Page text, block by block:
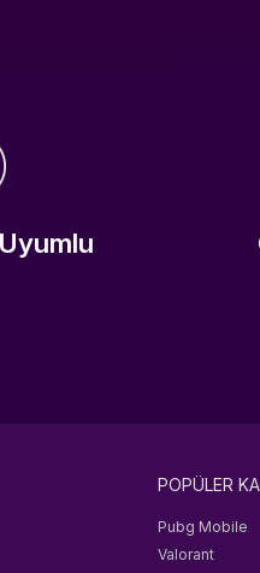
POPÜLER
Pubg Mobile
Valorant